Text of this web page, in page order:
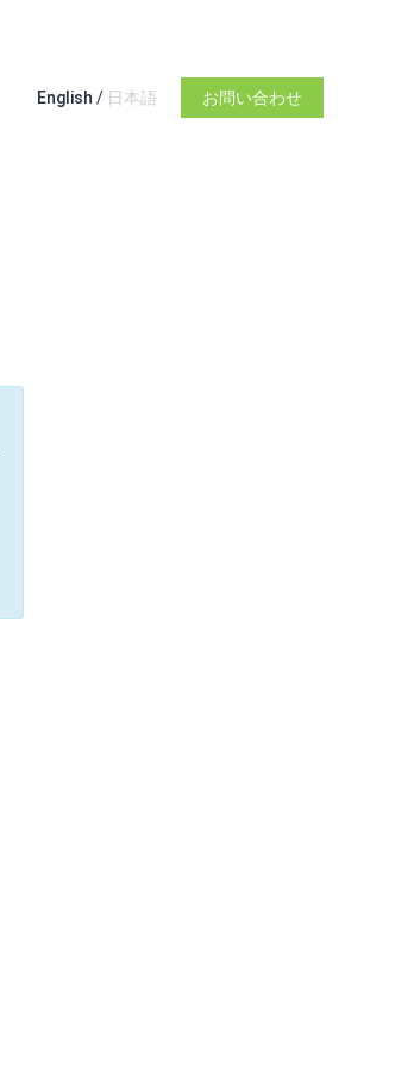
English / 日本語 お問い合わせ